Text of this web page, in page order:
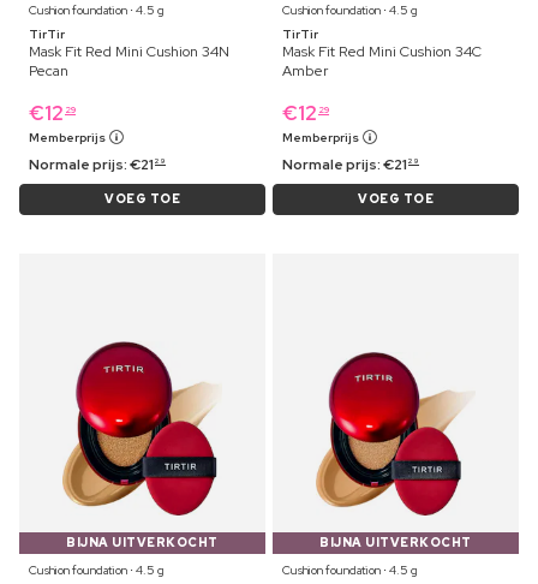
Cushion foundation ⋅ 4.5 g
TirTir
Mask Fit Red Mini Cushion 34N
Pecan
€12 29
Memberprijs
Normale prijs:€21 29
VOEG TOE
Cushion foundation ⋅ 4.5 g
TirTir
Mask Fit Red Mini Cushion 34C
Amber
€12 29
Memberprijs
Normale prijs:€21 29
VOEG TOE
BIJNA UITVERKOCHT
Cushion foundation ⋅ 4.5 g
BIJNA UITVERKOCHT
Cushion foundation ⋅ 4.5 g